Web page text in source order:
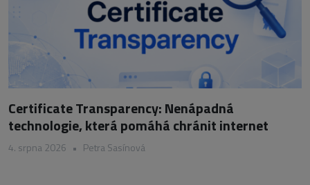
Certificate Transparency: Nenápadná
technologie, která pomáhá chránit internet
4. srpna 2026 • Petra Sasínová